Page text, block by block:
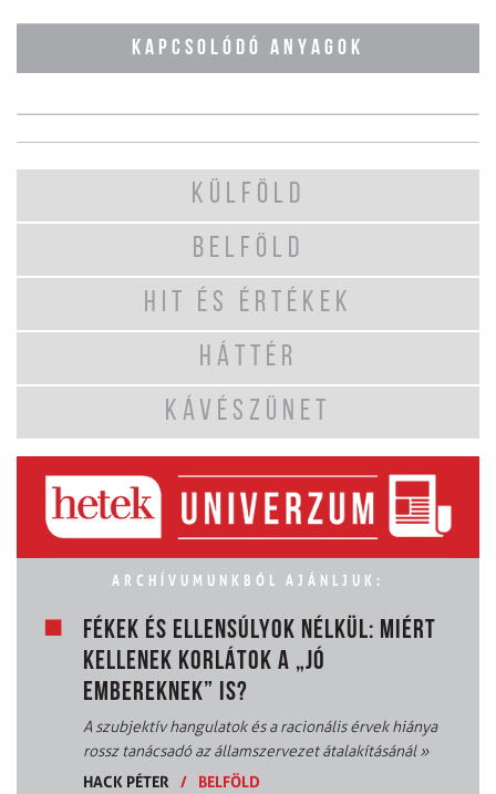
KAPCSOLÓDÓ ANYAGOK
KÜLFÖLD
BELFÖLD
HIT ÉS ÉRTÉKEK
HÁTTÉR
KÁVÉSZÜNET
ARCHÍVUMUNKBÓL AJÁNLJUK:
FÉKEK ÉS ELLENSÚLYOK NÉLKÜL: MIÉRT
KELLENEK KORLÁTOK A „JÓ
EMBEREKNEK” IS?
A szubjektív hangulatok és a racionális érvek hiánya
rossz tanácsadó az államszervezet átalakításánál»
HACK PÉTER
/ BELFÖLD